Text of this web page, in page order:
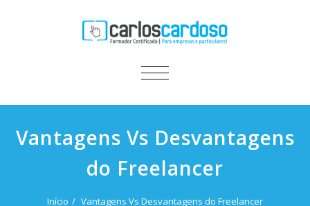
ALTERNAR
Vantagens Vs Desvantagens
do Freelancer
Início Vantagens Vs Desvantagens do Freelancer